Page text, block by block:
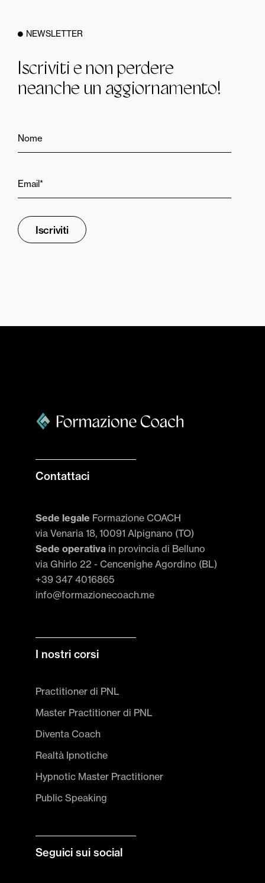
NEWSLETTER
Iscriviti e non perdere
neanche un aggiornamento!
Contattaci
Sede legale Formazione COACH
via Venaria 18, 10091 Alpignano (TO)
Sede operativa in provincia di Belluno
via Ghirlo 22 - Cencenighe Agordino (BL)
+39 347 4016865
info@formazionecoach.me
I nostri corsi
Practitioner di PNL
Master Practitioner di PNL
Diventa Coach
Realtà Ipnotiche
Hypnotic Master Practitioner
Public Speaking
Seguici sui social